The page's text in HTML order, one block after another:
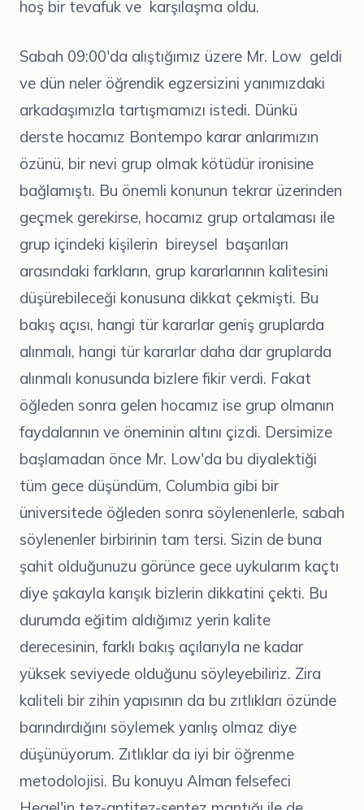
hoş bir tevafuk ve karşılaşma oldu.
Sabah 09:00'da alıştığımız üzere Mr. Low geldi
ve dün neler öğrendik egzersizini yanımızdaki
arkadaşımızla tartışmamızı istedi. Dünkü
derste hocamız Bontempo karar anlarımızın
özünü, bir nevi grup olmak kötüdür ironisine
bağlamıştı. Bu önemli konunun tekrar üzerinden
geçmek gerekirse, hocamız grup ortalaması ile
grup içindeki kişilerin bireysel başarıları
arasındaki farkların, grup kararlarının kalitesini
düşürebileceği konusuna dikkat çekmişti. Bu
bakış açısı, hangi tür kararlar geniş gruplarda
alınmalı, hangi tür kararlar daha dar gruplarda
alınmalı konusunda bizlere fikir verdi. Fakat
öğleden sonra gelen hocamız ise grup olmanın
faydalarının ve öneminin altını çizdi. Dersimize
başlamadan önce Mr. Low'da bu diyalektiği
tüm gece düşündüm, Columbia gibi bir
üniversitede öğleden sonra söylenenlerle, sabah
söylenenler birbirinin tam tersi. Sizin de buna
şahit olduğunuzu görünce gece uykularım kaçtı
diye şakayla karışık bizlerin dikkatini çekti. Bu
durumda eğitim aldığımız yerin kalite
derecesinin, farklı bakış açılarıyla ne kadar
yüksek seviyede olduğunu söyleyebiliriz. Zira
kaliteli bir zihin yapısının da bu zıtlıkları özünde
barındırdığını söylemek yanlış olmaz diye
düşünüyorum. Zıtlıklar da iyi bir öğrenme
metodolojisi. Bu konuyu Alman felsefeci